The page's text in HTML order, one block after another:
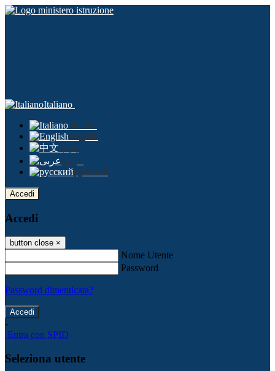
Italiano
Italiano
English
中文
عربى
русский
Accedi
Accedi
button close ×
Nome Utente
Password
Password dimenticata?
-
Entra con SPID
Seleziona utente